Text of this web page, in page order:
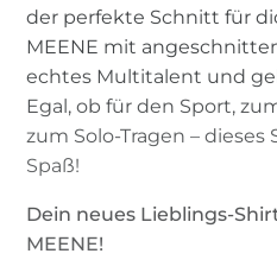
der perfekte Schnitt für
MEENE mit
echtes Multitalent und
Egal, ob für den Sport,
zum Solo-Tragen –
Spaß!
Dein neues Lieblings-
MEENE!